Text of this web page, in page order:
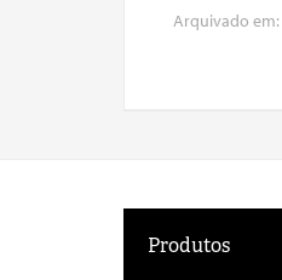
Arquivado em:
Produtos